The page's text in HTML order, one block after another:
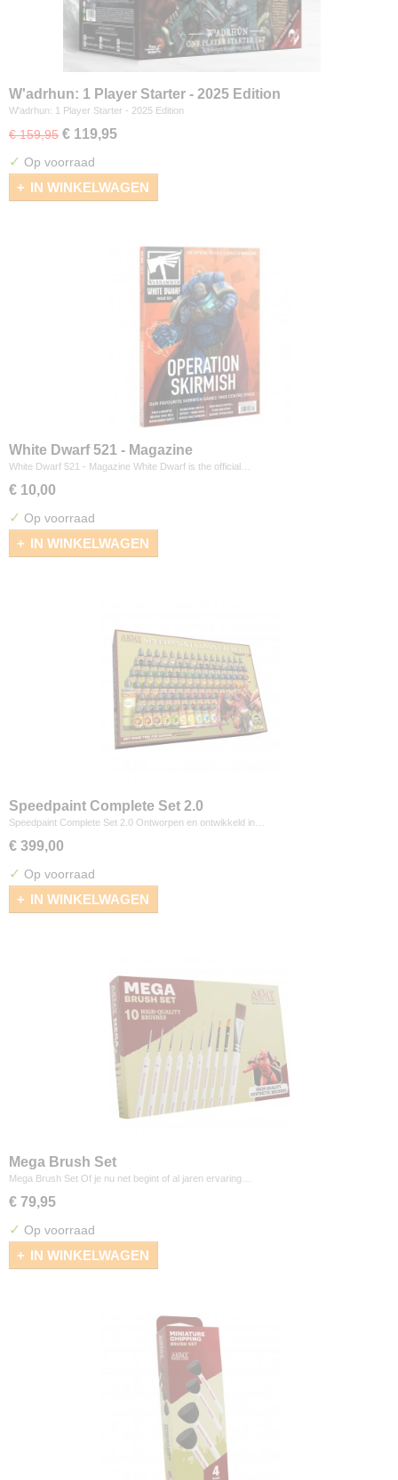
W'adrhun: 1 Player Starter - 2025 Edition
W'adrhun: 1 Player Starter - 2025 Edition
€ 159,95 € 119,95
✓ Op voorraad
IN WINKELWAGEN
White Dwarf 521 - Magazine
White Dwarf 521 - Magazine White Dwarf is the official…
€ 10,00
✓ Op voorraad
IN WINKELWAGEN
Speedpaint Complete Set 2.0
Speedpaint Complete Set 2.0 Ontworpen en ontwikkeld in…
€ 399,00
✓ Op voorraad
IN WINKELWAGEN
Mega Brush Set
Mega Brush Set Of je nu net begint of al jaren ervaring…
€ 79,95
✓ Op voorraad
IN WINKELWAGEN